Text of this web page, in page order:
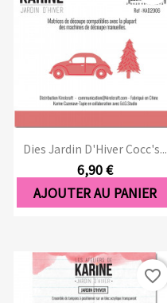
Dies Jardin D'Hiver Cocc's...
6,90 €
AJOUTER AU PANIER
favorite_border